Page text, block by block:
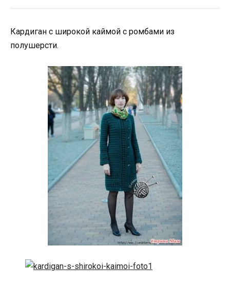
Кардиган с широкой каймой с ромбами из
полушерсти.